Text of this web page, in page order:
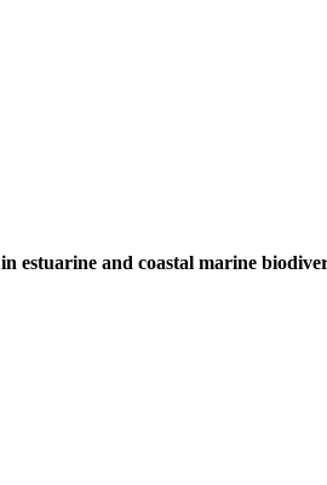
estuarine and coastal marine